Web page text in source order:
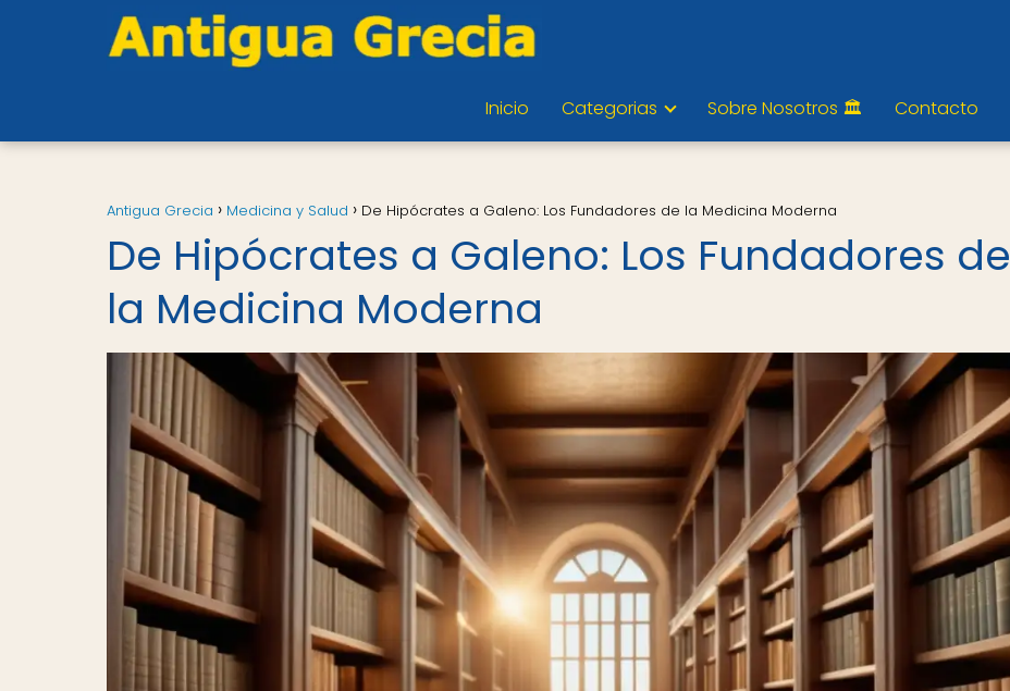
Inicio Categorias Sobre Nosotros 🏛️ Contacto
Antigua Grecia Medicina y Salud De Hipócrates a Galeno: Los Fundadores de la Medicina Moderna
De Hipócrates a Galeno: Los Fundadores de
la Medicina Moderna